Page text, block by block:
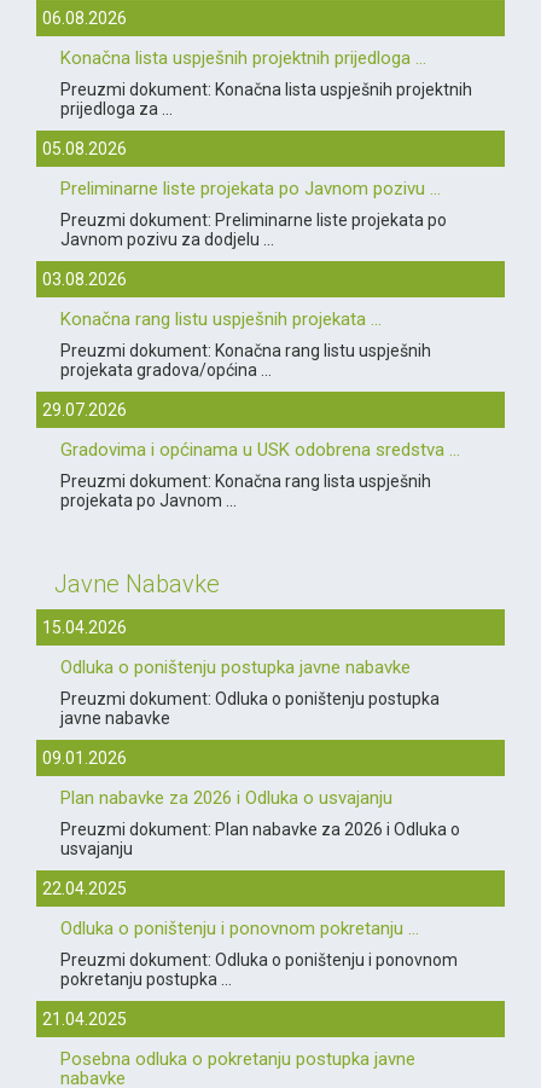
06.08.2026
Konačna lista uspješnih projektnih prijedloga ...
Preuzmi dokument: Konačna lista uspješnih projektnih
prijedloga za ...
05.08.2026
Preliminarne liste projekata po Javnom pozivu ...
Preuzmi dokument: Preliminarne liste projekata po
Javnom pozivu za dodjelu ...
03.08.2026
Konačna rang listu uspješnih projekata ...
Preuzmi dokument: Konačna rang listu uspješnih
projekata gradova/općina ...
29.07.2026
Gradovima i općinama u USK odobrena sredstva ...
Preuzmi dokument: Konačna rang lista uspješnih
projekata po Javnom ...
Javne Nabavke
15.04.2026
Odluka o poništenju postupka javne nabavke
Preuzmi dokument: Odluka o poništenju postupka
javne nabavke
09.01.2026
Plan nabavke za 2026 i Odluka o usvajanju
Preuzmi dokument: Plan nabavke za 2026 i Odluka o
usvajanju
22.04.2025
Odluka o poništenju i ponovnom pokretanju ...
Preuzmi dokument: Odluka o poništenju i ponovnom
pokretanju postupka ...
21.04.2025
Posebna odluka o pokretanju postupka javne
nabavke